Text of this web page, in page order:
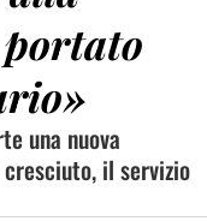
una nuova
il servizio